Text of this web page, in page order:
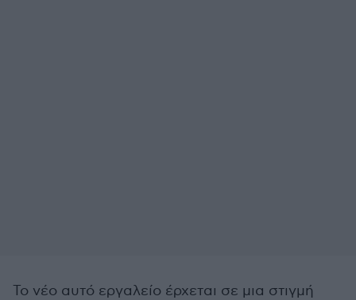
Το νέο αυτό εργαλείο έρχεται σε μια στιγμή